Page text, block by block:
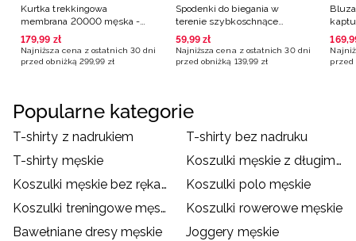
Kurtka trekkingowa
membrana 20000 męska -
szara
179,99 zł
Najniższa cena z ostatnich 30 dni
przed obniżką 299,99 zł
Spodenki do biegania w
terenie szybkoschnące
męskie - szare
59,99 zł
Najniższa cena z ostatnich 30 dni
przed obniżką 139,99 zł
169,
przed
Popularne kategorie
T-shirty z nadrukiem
T-shirty bez nadruku
T-shirty męskie
Koszulki męskie z długim rękawem
Koszulki męskie bez rękawów
Koszulki polo męskie
Koszulki treningowe męskie
Koszulki rowerowe męskie
Bawełniane dresy męskie
Joggery męskie